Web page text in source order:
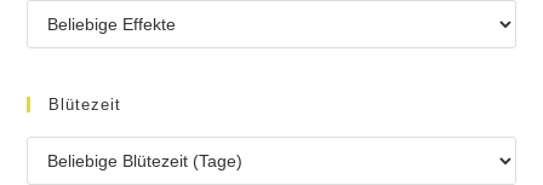
Blütezeit